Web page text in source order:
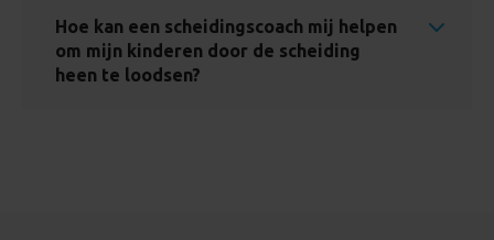
Hoe kan een scheidingscoach mij helpen
om mijn kinderen door de scheiding
heen te loodsen?